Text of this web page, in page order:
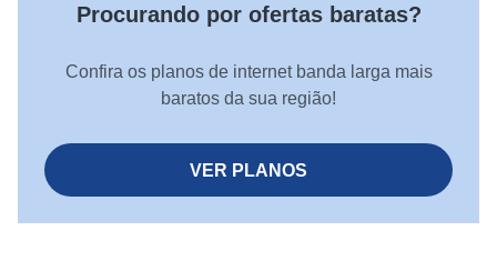
Procurando por ofertas baratas?
Confira os planos de internet banda larga mais
baratos da sua região!
VER PLANOS